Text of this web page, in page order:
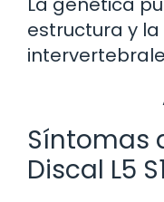
estructura y
Síntomas
Discal L5 S1